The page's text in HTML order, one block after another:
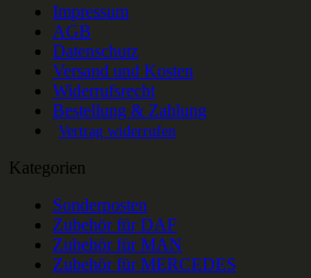
Impressum
AGB
Datenschutz
Versand und Kosten
Widerrufsrecht
Bestellung & Zahlung
Vertrag widerrufen
Kategorien
Sonderposten
Zubehör für DAF
Zubehör für MAN
Zubehör für MERCEDES